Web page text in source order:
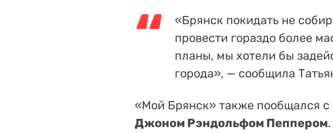
«Брянск покидать не
провести гораздо более
планы, мы хотели бы
города», — сообщила
«Мой Брянск» также пообщался
Джоном Рэндольфом Пеппером